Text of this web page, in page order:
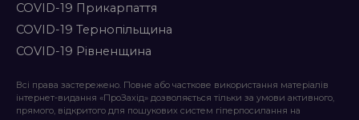
COVID-19 Прикарпаття
COVID-19 Тернопільщина
COVID-19 Рівненщина
Всі права застережено. Повне або часткове використання матеріалів
інтернет-видання «ПроЗахід» дозволяється тільки за умови активного,
прямого, відкритого для пошукових систем гіперпосилання на